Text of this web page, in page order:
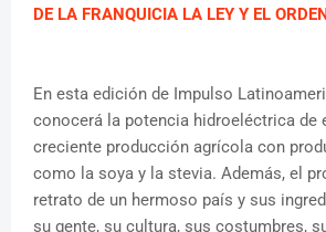
DE LA FRANQUICIA LA LEY Y EL
En esta edición de Impulso
conocerá la potencia hidroeléctrica de
creciente producción agrícola con
como la soya y la stevia. Además, el
retrato de un hermoso país y sus
su gente, su cultura, sus costumbres,